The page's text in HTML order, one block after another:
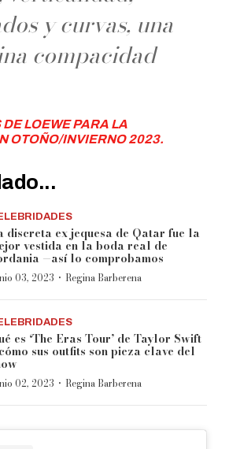
y curvas, una
compacidad
LOEWE PARA LA
OTOÑO/INVIERNO 2023.
discreta ex jequesa de Qatar fue la
vestida en la boda real de
—así lo comprobamos
03, 2023 · Regina Barberena
es ‘The Eras Tour’ de Taylor Swift
sus outfits son pieza clave del
02, 2023 · Regina Barberena